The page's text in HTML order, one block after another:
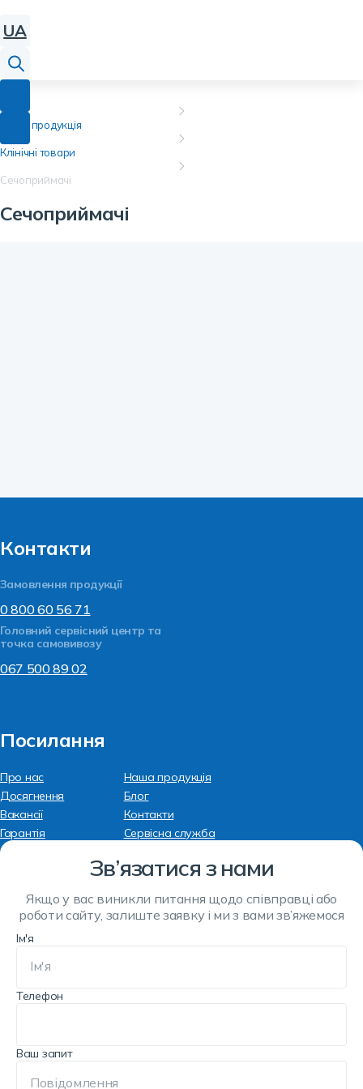
UA
Наша продукція
Клінічні товари
Сечоприймачі
Сечоприймачі
Контакти
Замовлення продукції
0 800 60 56 71
Головний сервісний центр та
точка самовивозу
067 500 89 02
Посилання
Про нас
Наша продукція
Досягнення
Блог
Вакансії
Контакти
Гарантія
Сервісна служба
Зв’язатися з нами
Якщо у вас виникли питання щодо співправці або
роботи сайту, залиште заявку і ми з вами зв’яжемося
Ім'я
Телефон
Ваш запит